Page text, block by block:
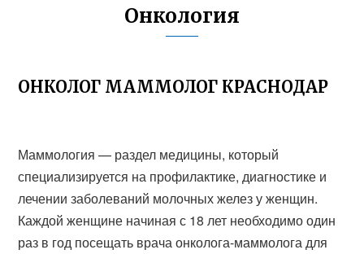
Онкология
ОНКОЛОГ МАММОЛОГ КРАСНОДАР
Маммология — раздел медицины, который
специализируется на профилактике, диагностике и
лечении заболеваний молочных желез у женщин.
Каждой женщине начиная с 18 лет необходимо один
раз в год посещать врача онколога-маммолога для